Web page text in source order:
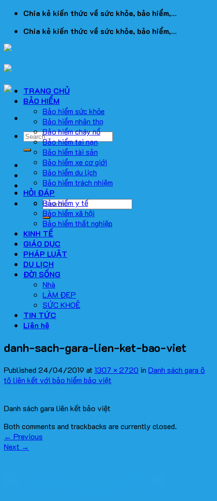
Skip
content
Chia kẻ kiến thức về sức khỏe, bảo hiểm,...
Chia kẻ kiến thức về sức khỏe, bảo hiểm,...
dịch vụ viết bài
dịch vụ seo giá rẻ
TRANG CHỦ
BẢO HIỂM
Bảo hiểm sức khỏe
Bảo hiểm nhân thọ
Bảo hiểm cháy nổ
Bảo hiểm tai nạn
Bảo hiểm tài sản
Bảo hiểm xe cơ giới
Bảo hiểm du lịch
Bảo hiểm trách nhiệm
HỎI ĐÁP
Bảo hiểm y tế
Bảo hiểm xã hội
Bảo hiểm thất nghiệp
KINH TẾ
GIÁO DỤC
PHÁP LUẬT
DU LỊCH
ĐỜI SỐNG
Nhà
LÀM ĐẸP
SỨC KHOẺ
TIN TỨC
Liên hệ
danh-sach-gara-lien-ket-bao-viet
Published 24/04/2019 at1307 × 2720 in Danh sách gara ô
tô liên kết với bảo hiểm bảo việt
Danh sách gara liên kết bảo việt
Both comments and trackbacks are currently closed.
← Previous
Next →